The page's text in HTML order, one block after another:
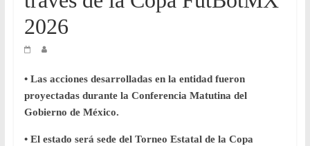
y
Desarrollo
Tecnológico
2026
• Las acciones desarrolladas en la entidad fueron
proyectadas durante la Conferencia Matutina del
Gobierno de México.
• El estado será sede del Torneo Estatal de la Copa